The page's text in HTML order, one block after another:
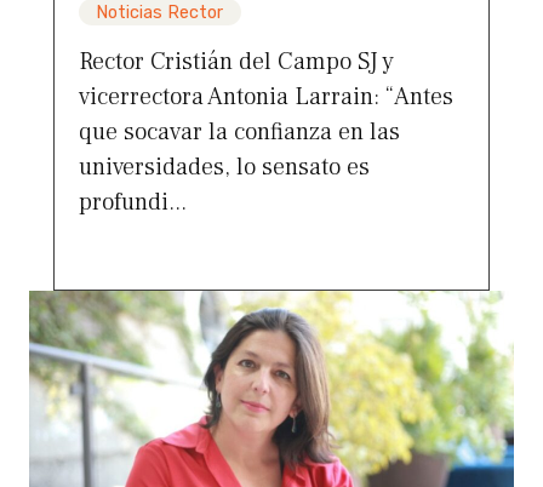
Noticias Rector
Rector Cristián del Campo SJ y
vicerrectora Antonia Larrain: “Antes
que socavar la confianza en las
universidades, lo sensato es
profundi...